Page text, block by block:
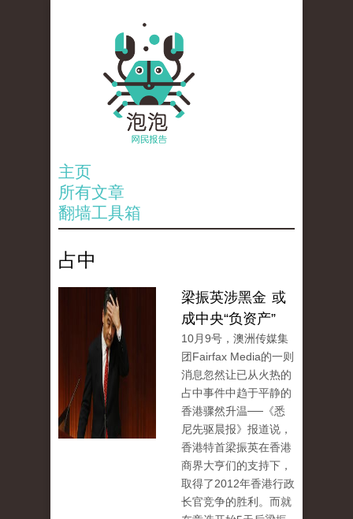
主页
所有文章
翻墙工具箱
占中
梁振英涉黑金 或
成中央“负资产”
10月9号，澳洲传媒集
团Fairfax Media的一则
消息忽然让已从火热的
占中事件中趋于平静的
香港骤然升温──《悉
尼先驱晨报》报道说，
香港特首梁振英在香港
商界大亨们的支持下，
取得了2012年香港行政
长官竞争的胜利。而就